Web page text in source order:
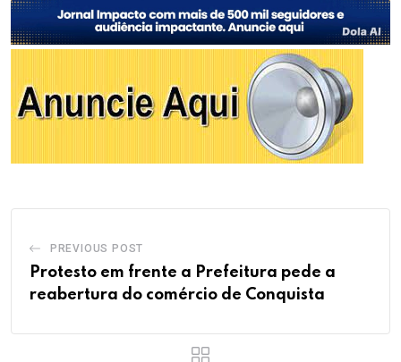
PREVIOUS POST
Protesto em frente a Prefeitura pede a
reabertura do comércio de Conquista